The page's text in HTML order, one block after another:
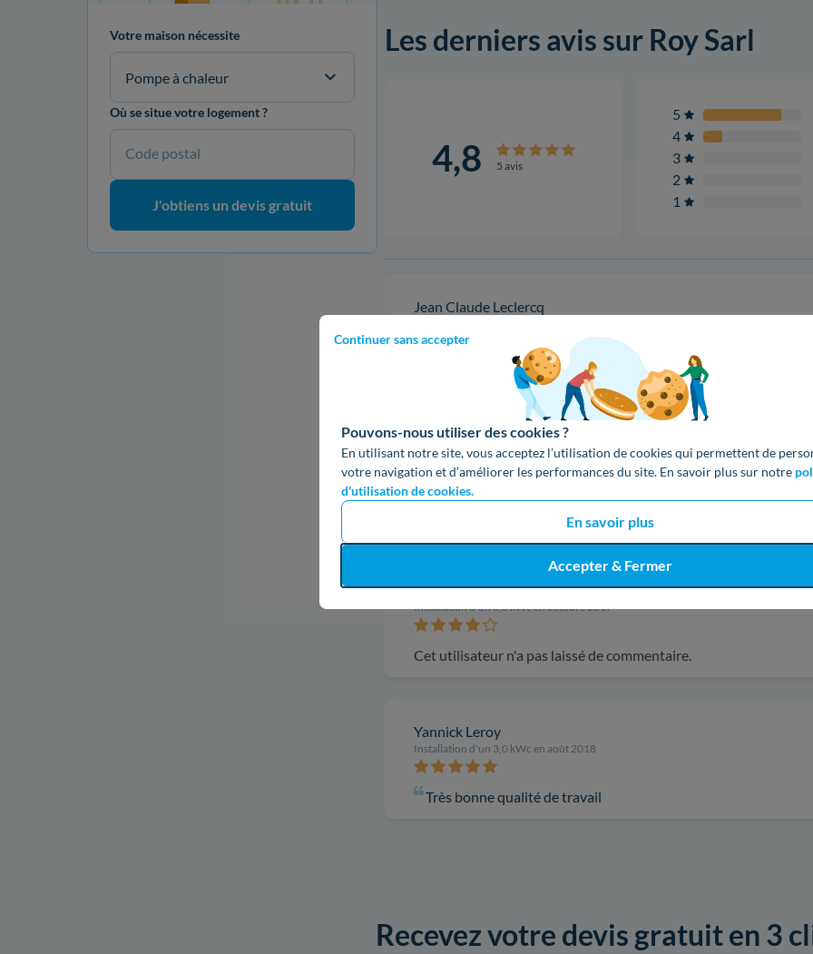
Continuer sans accepter
Pouvons-nous utiliser des cookies ?
En utilisant notre site, vous acceptez l’utilisation de cookies qui permettent de
votre navigation et d’améliorer les performances du site. En savoir plus sur notre
d'utilisation de cookies.
En savoir plus
Accepter & Fermer
Votre maison nécessite
Pompe à chaleur
Où se situe votre logement ?
Code postal
J'obtiens un devis gratuit
Les derniers avis sur Roy Sarl
4,8 5 avis
5
4
3
2
1
Jean Claude Leclercq
Cet utilisateur n'a pas laissé de commentaire.
Christine Roger
Installation d'un 3,0 kWc en décembre 2019
super bon travail et très sérieux les jeunes
Martine Denooz
Installation d'un 3,0 kWc en octobre 2017
Cet utilisateur n'a pas laissé de commentaire.
Yannick Leroy
Installation d'un 3,0 kWc en août 2018
Très bonne qualité de travail
Recevez votre devis gratuit en 3